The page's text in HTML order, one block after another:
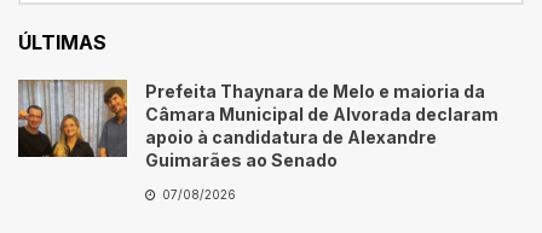
ÚLTIMAS
Prefeita Thaynara de Melo e maioria da
Câmara Municipal de Alvorada declaram
apoio à candidatura de Alexandre
Guimarães ao Senado
07/08/2026